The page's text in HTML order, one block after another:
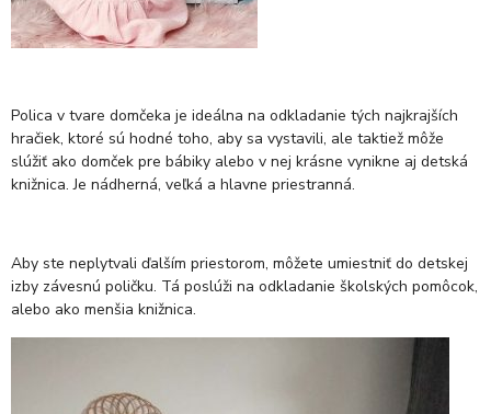
Polica v tvare domčeka je ideálna na odkladanie tých najkrajších
hračiek, ktoré sú hodné toho, aby sa vystavili, ale taktiež môže
slúžiť ako domček pre bábiky alebo v nej krásne vynikne aj detská
knižnica. Je nádherná, veľká a hlavne priestranná.
Aby ste neplytvali ďalším priestorom, môžete umiestniť do detskej
izby závesnú poličku. Tá poslúži na odkladanie školských pomôcok,
alebo ako menšia knižnica.